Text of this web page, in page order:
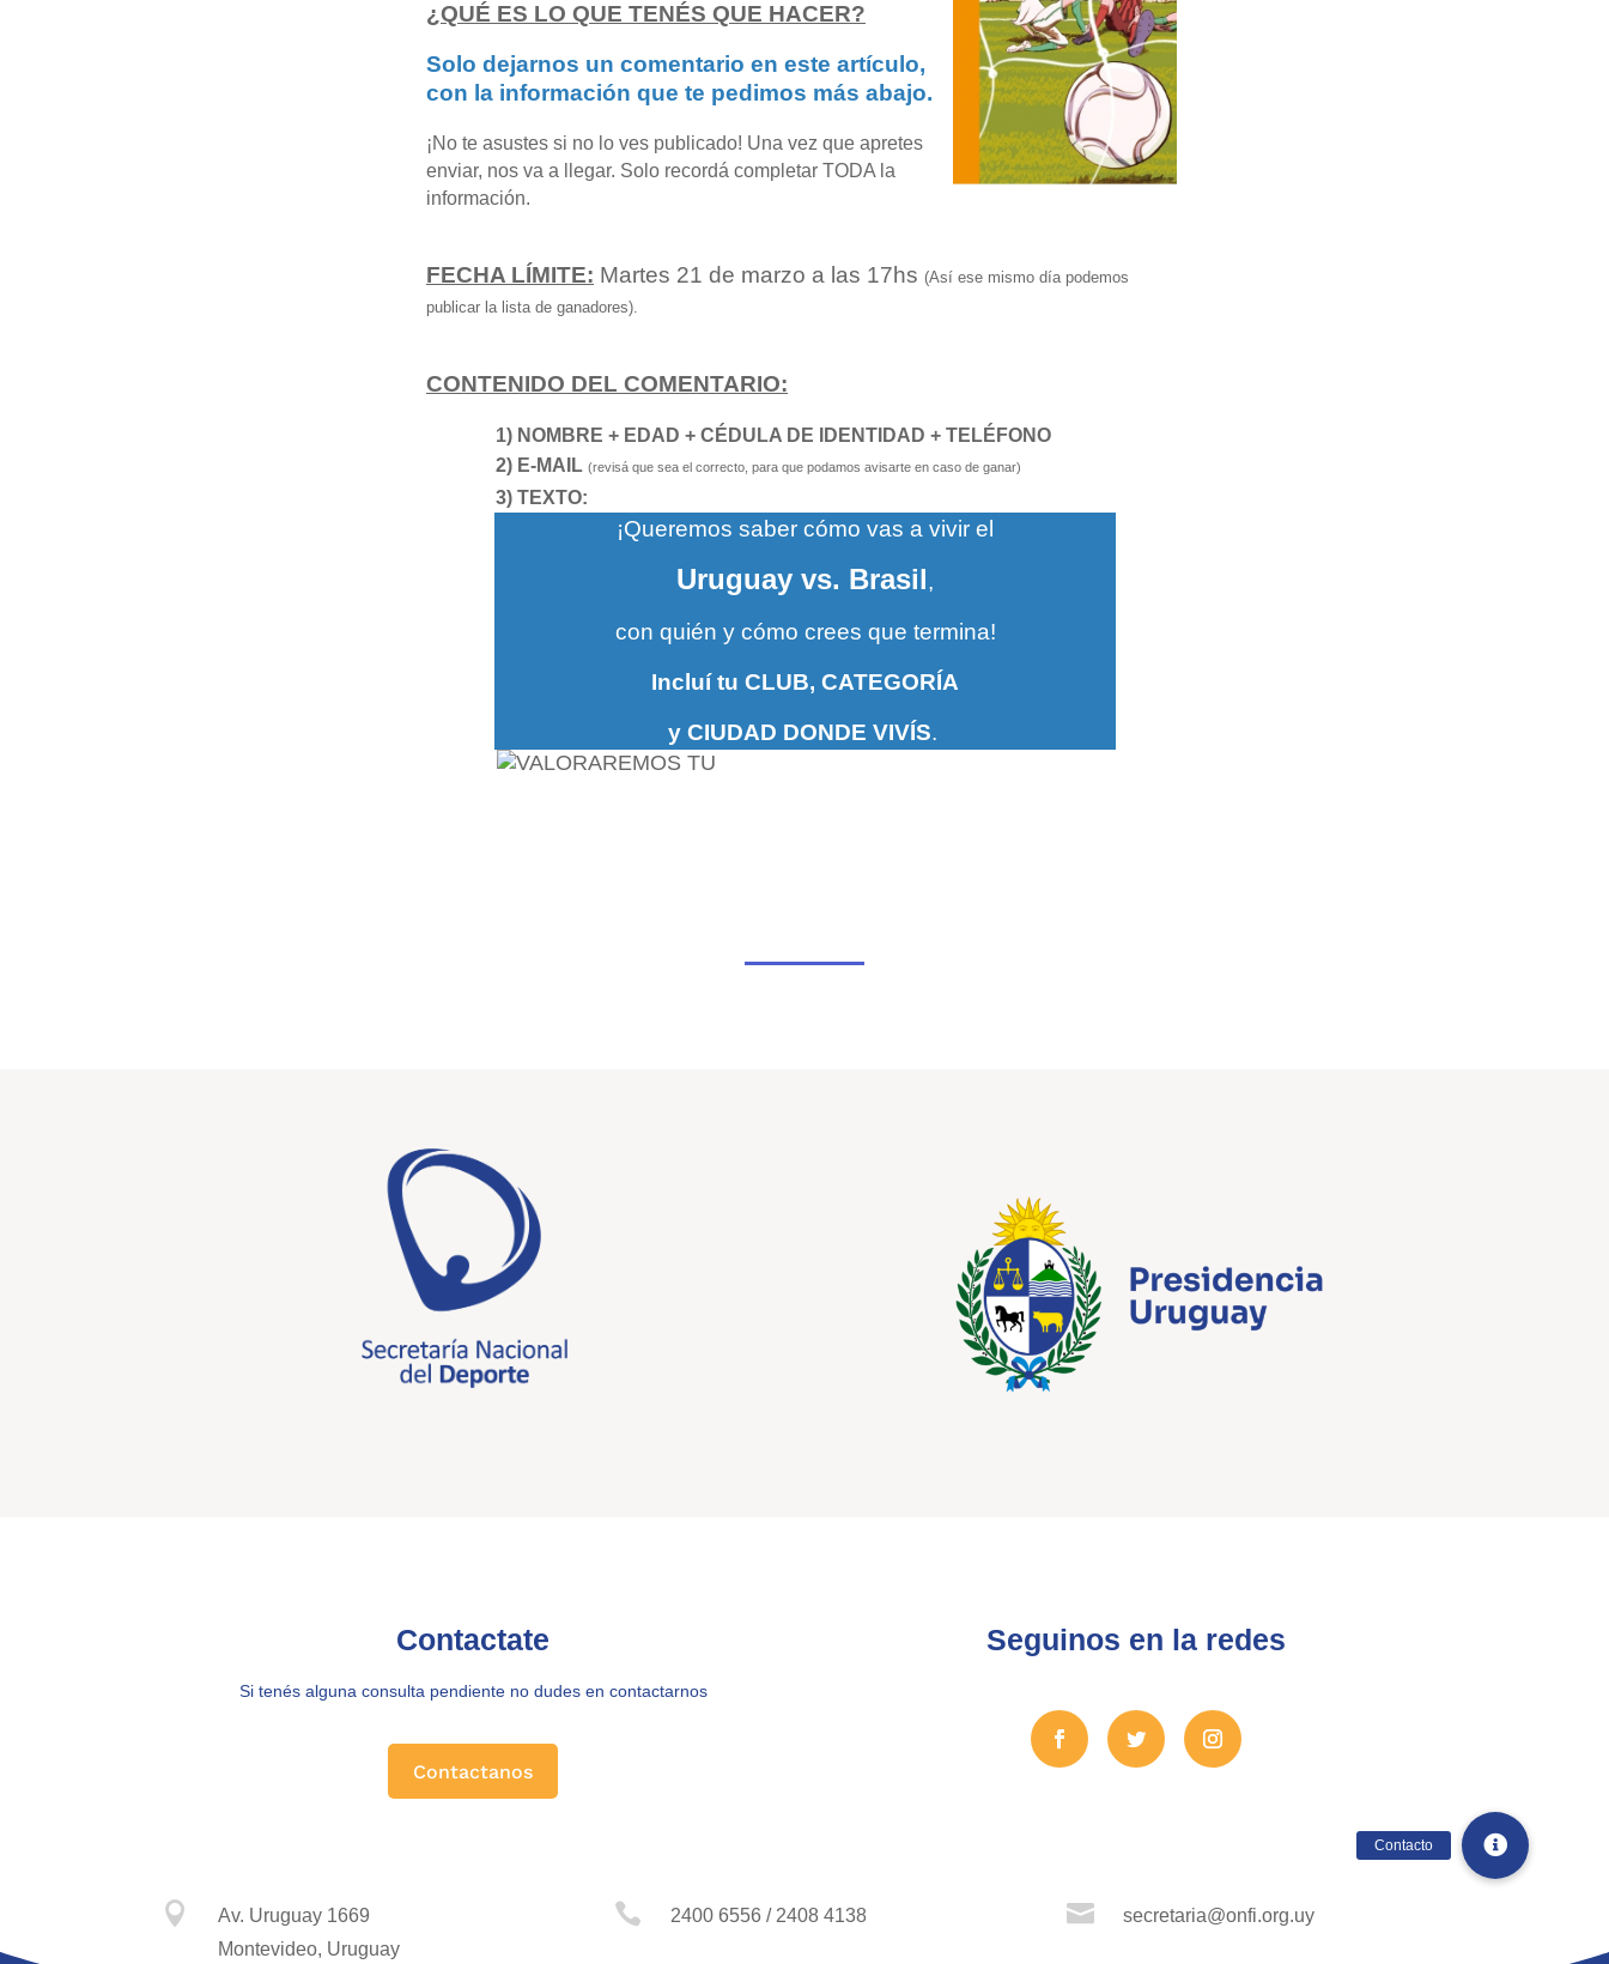
¿QUÉ ES LO QUE TENÉS QUE HACER?
Solo dejarnos un comentario en este artículo,
con la información que te pedimos más abajo.
¡No te asustes si no lo ves publicado! Una vez que apretes
enviar, nos va a llegar. Solo recordá completar TODA la
información.
FECHA LÍMITE: Martes 21 de marzo a las 17hs (Así ese mismo día podemos
publicar la lista de ganadores).
CONTENIDO DEL COMENTARIO:
1) NOMBRE + EDAD + CÉDULA DE IDENTIDAD + TELÉFONO
2) E-MAIL (revisá que sea el correcto, para que podamos avisarte en caso de ganar)
3) TEXTO:
¡Queremos saber cómo vas a vivir el
Uruguay vs. Brasil,
con quién y cómo crees que termina!
Incluí tu CLUB, CATEGORÍA
y CIUDAD DONDE VIVÍS.
Contactate
Si tenés alguna consulta pendiente no dudes en contactarnos
Contactanos
Seguinos en la redes

Av. Uruguay 1669
Montevideo, Uruguay
 2400 6556 / 2408 4138  secretaria@onfi.org.uy